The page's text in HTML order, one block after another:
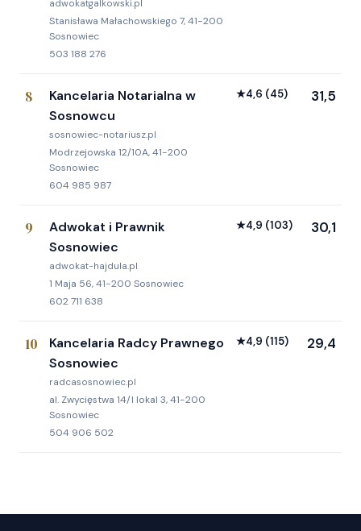
adwokatgalkowski.pl
Stanisława Małachowskiego 7, 41-200
Sosnowiec
503 188 276
8
Kancelaria Notarialna w
Sosnowcu
sosnowiec-notariusz.pl
Modrzejowska 12/10A, 41-200
Sosnowiec
604 985 987
★4,6 (45) 31,5
9
Adwokat i Prawnik
Sosnowiec
adwokat-hajdula.pl
1 Maja 56, 41-200 Sosnowiec
602 711 638
★4,9 (103) 30,1
10
Kancelaria Radcy Prawnego
Sosnowiec
radcasosnowiec.pl
al. Zwycięstwa 14/I lokal 3, 41-200
Sosnowiec
504 906 502
★4,9 (115) 29,4